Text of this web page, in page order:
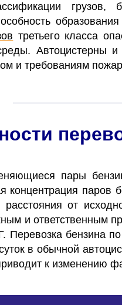
третьего класса
Автоцистерны и
и требованиям
пары
концентрация паров
от
и ответственным
Перевозка бензина
в обычной
к изменению